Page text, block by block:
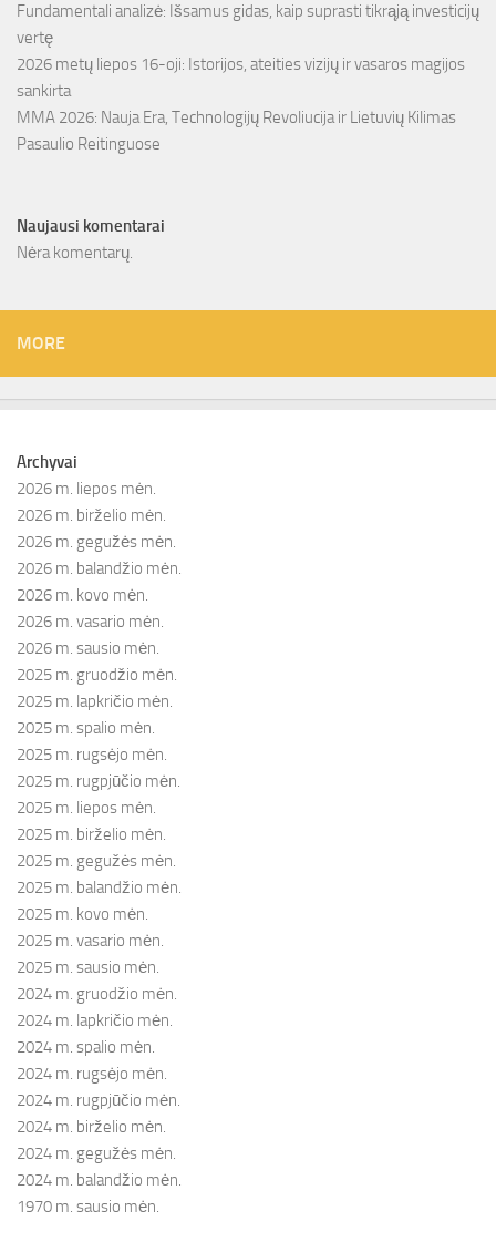
Fundamentali analizė: Išsamus gidas, kaip suprasti tikrąją investicijų
vertę
2026 metų liepos 16-oji: Istorijos, ateities vizijų ir vasaros magijos
sankirta
MMA 2026: Nauja Era, Technologijų Revoliucija ir Lietuvių Kilimas
Pasaulio Reitinguose
Naujausi komentarai
Nėra komentarų.
MORE
Archyvai
2026 m. liepos mėn.
2026 m. birželio mėn.
2026 m. gegužės mėn.
2026 m. balandžio mėn.
2026 m. kovo mėn.
2026 m. vasario mėn.
2026 m. sausio mėn.
2025 m. gruodžio mėn.
2025 m. lapkričio mėn.
2025 m. spalio mėn.
2025 m. rugsėjo mėn.
2025 m. rugpjūčio mėn.
2025 m. liepos mėn.
2025 m. birželio mėn.
2025 m. gegužės mėn.
2025 m. balandžio mėn.
2025 m. kovo mėn.
2025 m. vasario mėn.
2025 m. sausio mėn.
2024 m. gruodžio mėn.
2024 m. lapkričio mėn.
2024 m. spalio mėn.
2024 m. rugsėjo mėn.
2024 m. rugpjūčio mėn.
2024 m. birželio mėn.
2024 m. gegužės mėn.
2024 m. balandžio mėn.
1970 m. sausio mėn.